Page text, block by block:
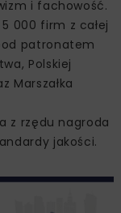
i fachowość.
000 firm z całej
patronatem
Polskiej
Marszałka
z rzędu nagroda
jakości.